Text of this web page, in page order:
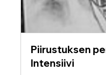
Piirustuksen
Intensiivi